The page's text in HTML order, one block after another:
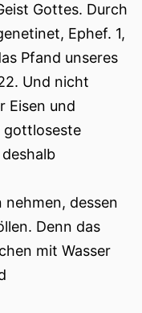
Gottes. Durch
Ephef. 1,
Pfand unseres
Und nicht
Eisen und
gottloseste
nehmen, dessen
Denn das
mit Wasser